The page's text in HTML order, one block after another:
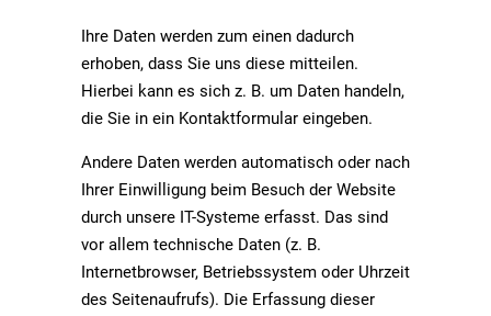
Ihre Daten werden zum einen dadurch
erhoben, dass Sie uns diese mitteilen.
Hierbei kann es sich z. B. um Daten handeln,
die Sie in ein Kontaktformular eingeben.
Andere Daten werden automatisch oder nach
Ihrer Einwilligung beim Besuch der Website
durch unsere IT-Systeme erfasst. Das sind
vor allem technische Daten (z. B.
Internetbrowser, Betriebssystem oder Uhrzeit
des Seitenaufrufs). Die Erfassung dieser